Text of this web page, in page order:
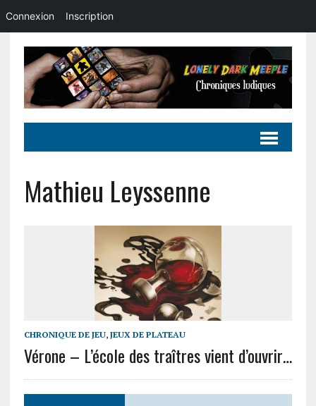
Mathieu Leyssenne
CHRONIQUE DE JEU, JEUX DE PLATEAU
Vérone – L’école des traîtres vient d’ouvrir…
Connexion Inscription